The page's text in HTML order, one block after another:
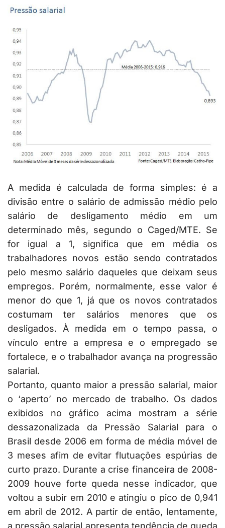
A medida é calculada de forma simples: é a
divisão entre o salário de admissão médio pelo
salário de desligamento médio em um
determinado mês, segundo o Caged/MTE. Se
for igual a 1, significa que em média os
trabalhadores novos estão sendo contratados
pelo mesmo salário daqueles que deixam seus
empregos. Porém, normalmente, esse valor é
menor do que 1, já que os novos contratados
costumam ter salários menores que os
desligados. À medida em o tempo passa, o
vínculo entre a empresa e o empregado se
fortalece, e o trabalhador avança na progressão
salarial.
Portanto, quanto maior a pressão salarial, maior
o ‘aperto’ no mercado de trabalho. Os dados
exibidos no gráfico acima mostram a série
dessazonalizada da Pressão Salarial para o
Brasil desde 2006 em forma de média móvel de
3 meses afim de evitar flutuações espúrias de
curto prazo. Durante a crise financeira de 2008-
2009 houve forte queda nesse indicador, que
voltou a subir em 2010 e atingiu o pico de 0,941
em abril de 2012. A partir de então, lentamente,
a pressão salarial apresenta tendência de queda